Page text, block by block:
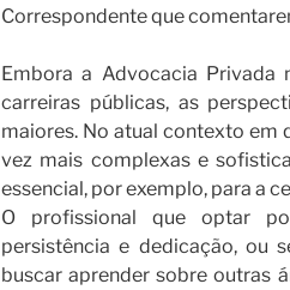
Correspondente que
Embora a Advocacia Privada
carreiras públicas, as
maiores. No atual contexto em
vez mais complexas e
essencial, por exemplo, para a
O profissional que optar
persistência e dedicação, ou
buscar aprender sobre outras